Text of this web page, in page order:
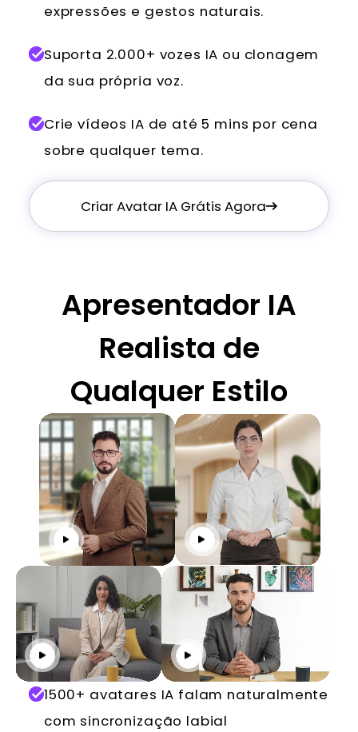
expressões e gestos naturais.
Suporta 2.000+ vozes IA ou clonagem
da sua própria voz.
Crie vídeos IA de até 5 mins por cena
sobre qualquer tema.
Criar Avatar IA Grátis Agora
Apresentador IA
Realista de
Qualquer Estilo
1500+ avatares IA falam naturalmente
com sincronização labial
Reproduzir Reproduzir
Reproduzir Reproduzir